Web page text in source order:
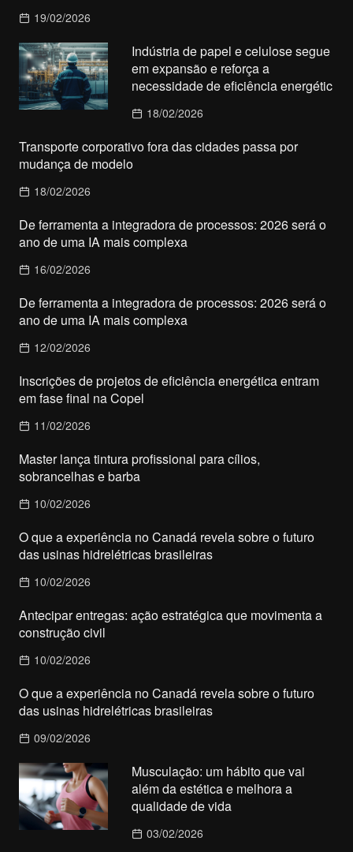
19/02/2026
Indústria de papel e celulose segue
em expansão e reforça a
necessidade de eficiência energétic
18/02/2026
Transporte corporativo fora das cidades passa por
mudança de modelo
18/02/2026
De ferramenta a integradora de processos: 2026 será o
ano de uma IA mais complexa
16/02/2026
De ferramenta a integradora de processos: 2026 será o
ano de uma IA mais complexa
12/02/2026
Inscrições de projetos de eficiência energética entram
em fase final na Copel
11/02/2026
Master lança tintura profissional para cílios,
sobrancelhas e barba
10/02/2026
O que a experiência no Canadá revela sobre o futuro
das usinas hidrelétricas brasileiras
10/02/2026
Antecipar entregas: ação estratégica que movimenta a
construção civil
10/02/2026
O que a experiência no Canadá revela sobre o futuro
das usinas hidrelétricas brasileiras
09/02/2026
Musculação: um hábito que vai
além da estética e melhora a
qualidade de vida
03/02/2026